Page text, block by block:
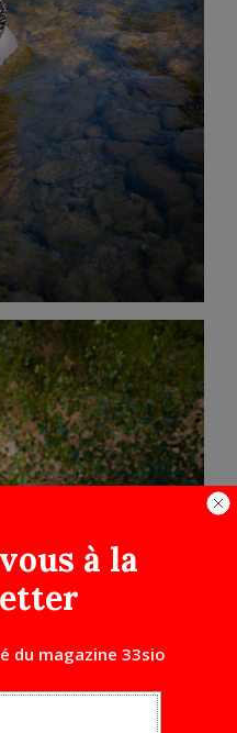
à la
du magazine 33sio